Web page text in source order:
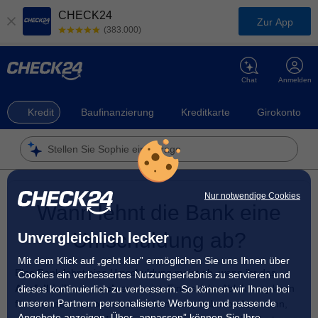
Nur notwendige Cookies
Unvergleichlich lecker
Mit dem Klick auf „geht klar” ermöglichen Sie uns Ihnen über
Cookies ein verbessertes Nutzungserlebnis zu servieren und
dieses kontinuierlich zu verbessern. So können wir Ihnen bei
unseren Partnern personalisierte Werbung und passende
CHECK24
(383.000)
Zur App
Anmelden
Chat
Kredit Baufinanzierung Kreditkarte Girokonto
Stellen Sie Sophie eine Frage
Wann lehnt die Bank eine
Umschuldung ab?
Eine Bank lehnt eine Umschuldung meist ab, wenn ihr das
Ausfallrisiko zu hocherscheint. Eine solche Ablehnung kann
für Verbraucher überraschend kommen, insbesondere dann,